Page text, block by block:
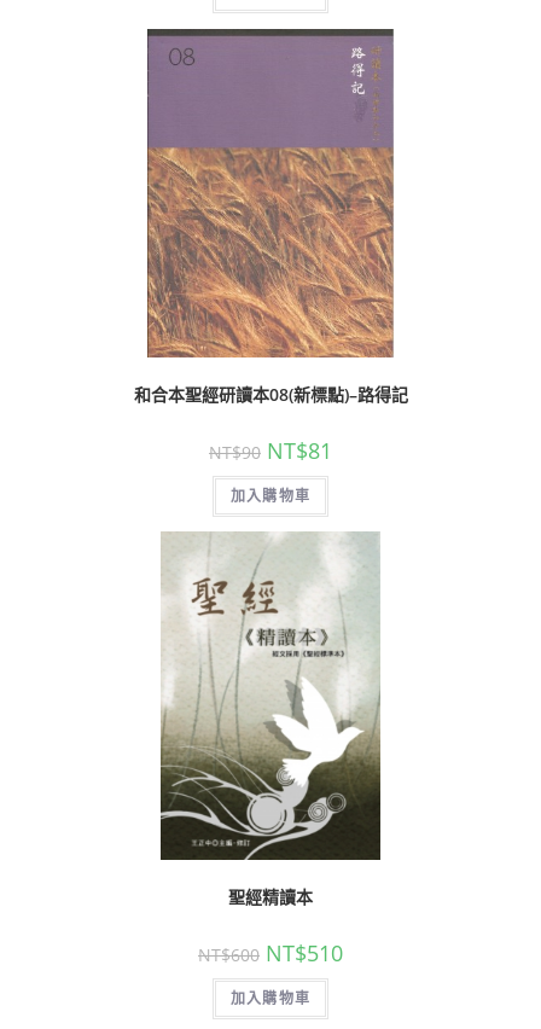
和合本聖經研讀本08(新標點)–路得記
NT$90 NT$81
加入購物車
聖經精讀本
NT$600 NT$510
加入購物車